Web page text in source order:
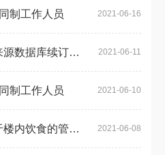
2021-06-16
制工作人员
2021-06-11
北京大学图书馆单一来源数据库续订采购公示（2021年第二批）
2021-06-10
制工作人员
2021-06-08
《北京大学图书馆关于楼内饮食的管理办法（试行）》公开征求意见的通知